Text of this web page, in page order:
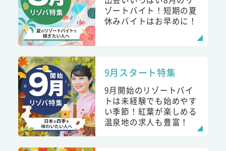
ゾートバイト！短期の夏
休みバイトはお早めに！
9月スタート特集
9月開始のリゾートバイ
トは未経験でも始めやす
い季節！紅葉が楽しめる
温泉地の求人も豊富！